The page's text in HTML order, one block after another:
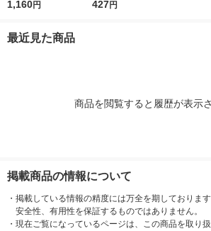
739200 1袋(100枚入)
1,160円
枚入 6751700 1袋(10
427円
最近見た商品
商品を閲覧すると履歴が表示
掲載商品の情報について
・ 掲載している情報の精度には万全を期しておりま
安全性、有用性を保証するものではありません。
・ 現在ご覧になっているページは、この商品を取り